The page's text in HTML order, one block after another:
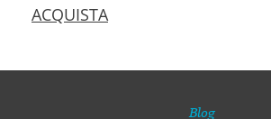
ACQUISTA
Blog